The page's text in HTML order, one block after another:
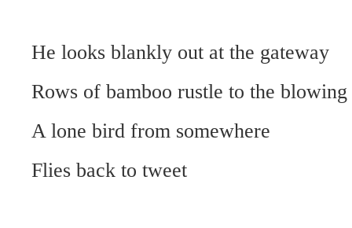
He looks blankly out at the gateway
Rows of bamboo rustle to the
A lone bird from somewhere
Flies back to tweet